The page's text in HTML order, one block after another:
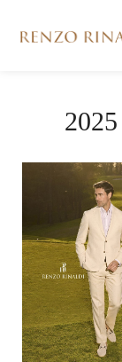
2025